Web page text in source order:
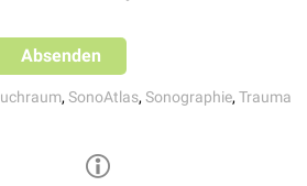
costodiaphragmaticus
kontralateralenSeite bildet der
Absenden
, SonoAtlas, Sonographie, Trauma